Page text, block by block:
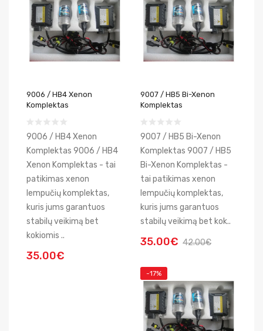
9006 / HB4 Xenon
Komplektas
9006 / HB4 Xenon
Komplektas 9006 / HB4
Xenon Komplektas - tai
patikimas xenon
lempučių komplektas,
kuris jums garantuos
stabilų veikimą bet
kokiomis ..
35.00€
9007 / HB5 Bi-Xenon
Komplektas
9007 / HB5 Bi-Xenon
Komplektas 9007 / HB5
Bi-Xenon Komplektas -
tai patikimas xenon
lempučių komplektas,
kuris jums garantuos
stabilų veikimą bet kok..
35.00€ 42.00€
-17%